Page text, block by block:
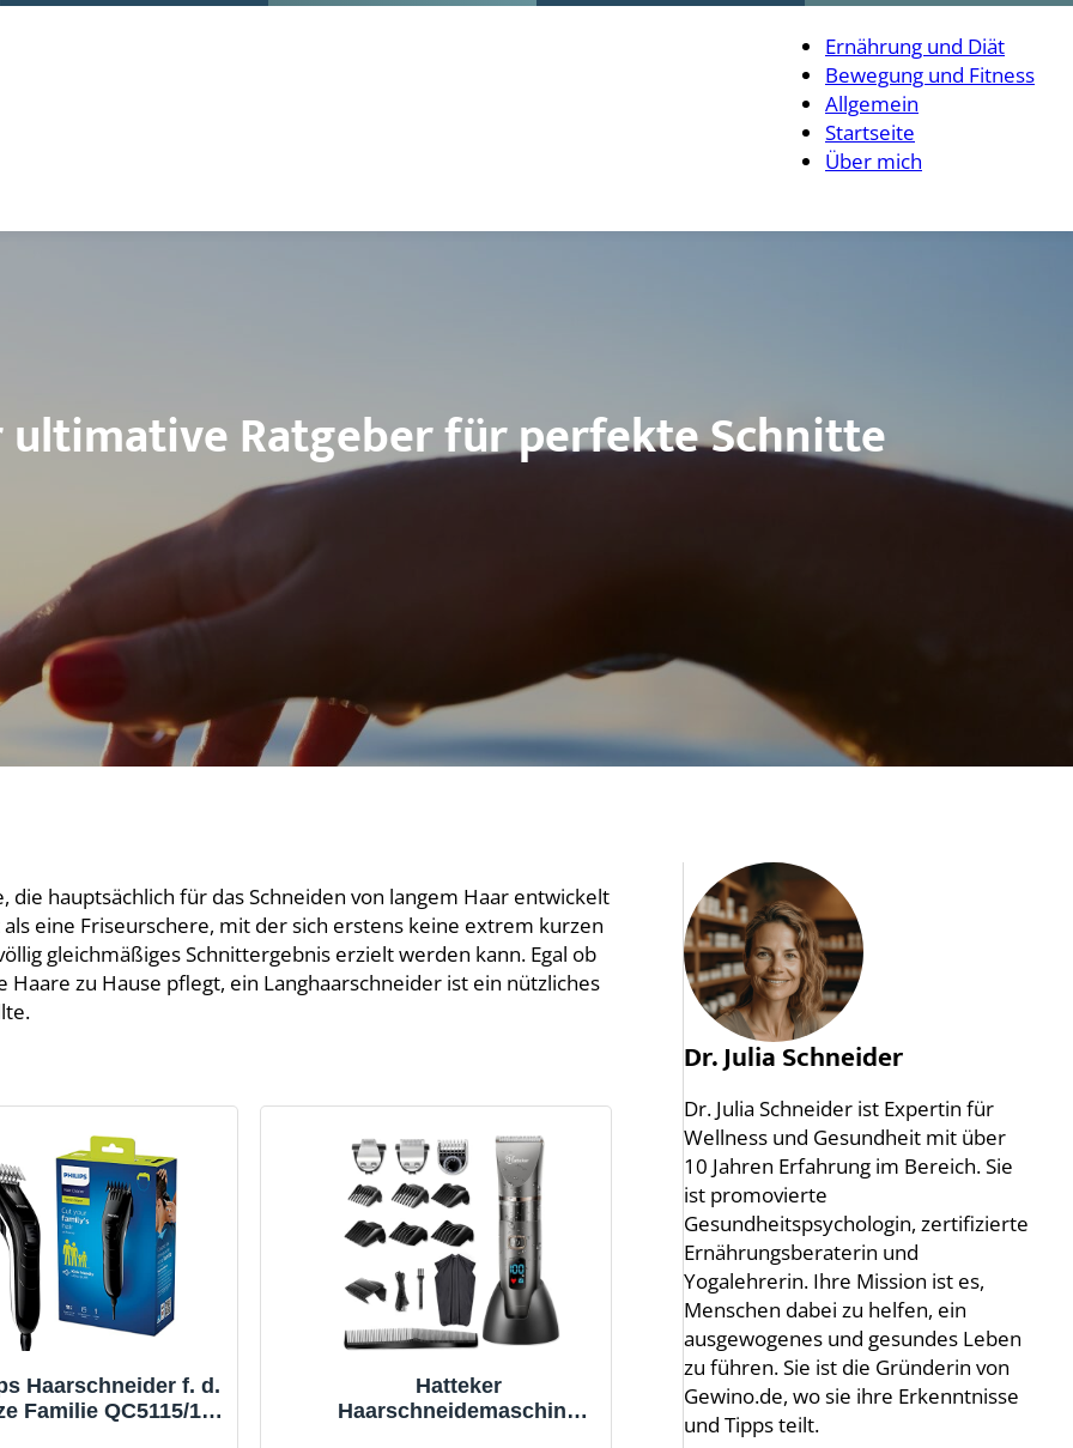
Ernährung und Diät
Bewegung und Fitness
Allgemein
Startseite
Über mich
ultimative Ratgeber für perfekte Schnitte
hauptsächlich für das Schneiden von langem Haar entwickelt
eine Friseurschere, mit der sich erstens keine extrem kurzen
gleichmäßiges Schnittergebnis erzielt werden kann. Egal ob
zu Hause pflegt, ein Langhaarschneider ist ein nützliches
Haarschneider f. d.
Familie QC5115/15
Hatteker
Haarschneidemaschine
Dr. Julia Schneider
Dr. Julia Schneider ist Expertin für
Wellness und Gesundheit mit über
10 Jahren Erfahrung im Bereich. Sie
ist promovierte
Gesundheitspsychologin, zertifizierte
Ernährungsberaterin und
Yogalehrerin. Ihre Mission ist es,
Menschen dabei zu helfen, ein
ausgewogenes und gesundes Leben
zu führen. Sie ist die Gründerin von
Gewino.de, wo sie ihre Erkenntnisse
und Tipps teilt.